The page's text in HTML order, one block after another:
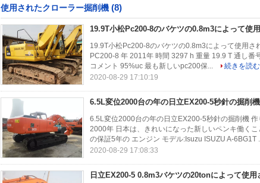
使用されたクローラー掘削機 (8)
19.9T小松Pc200-8のバケツの0.8m3によって使
19.9T小松Pc200-8のバケツの0.8m3によって使用
PC200-8 年 2011年 時間 3297 h 重量 19.9 T 通し番
コメント 95%uc 最も新しいpc200保...
続きを読む
2020-08-29 17:10:19
6.5L変位2000台の年の日立EX200-5秒針の掘削機
6.5L変位2000台の年の日立EX200-5秒針の掘削機
2000年 日本は、きれいになった新しいペンキ働く
の保証5年の エンジン モデル:Isuzu ISUZU A-6BG1T
2020-08-29 17:08:33
日立EX200-5 0.8m3バケツの20tonによって使